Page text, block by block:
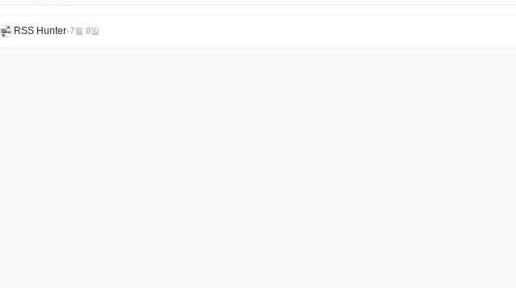
RSS Hunter•7월 8일